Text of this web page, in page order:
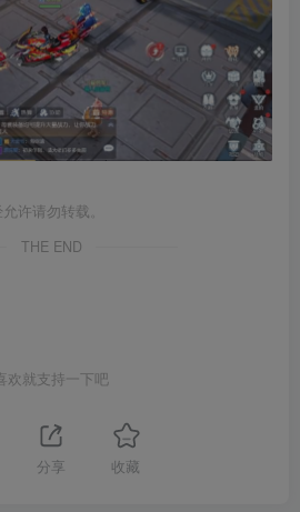
许请勿转载。
THE END
欢就支持一下吧
分享 收藏